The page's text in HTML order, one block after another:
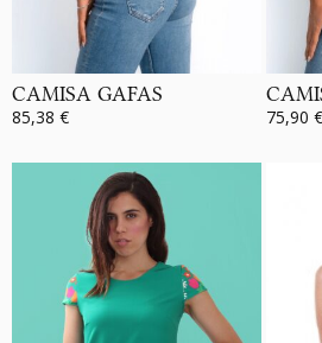
CAMISA GAFAS
85,38 € 75,90 €